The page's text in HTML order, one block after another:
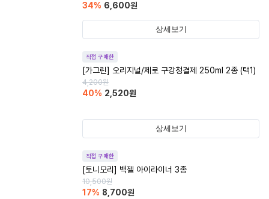
34% 6,600원
상세보기
직접 구매한
[가그린] 오리지널/제로 구강청결제 250ml 2종 (택1)
4,200원
40% 2,520원
상세보기
직접 구매한
[토니모리] 백젤 아이라이너 3종
10,500원
17% 8,700원